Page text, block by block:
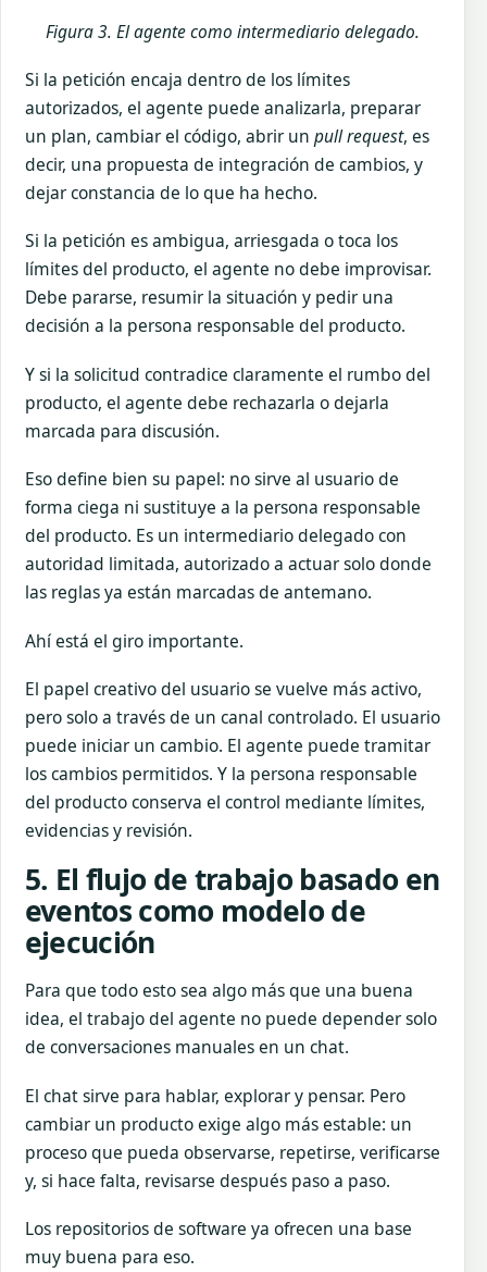
Figura 3. El agente como intermediario delegado.
Si la petición encaja dentro de los límites
autorizados, el agente puede analizarla, preparar
un plan, cambiar el código, abrir un pull request, es
decir, una propuesta de integración de cambios, y
dejar constancia de lo que ha hecho.
Si la petición es ambigua, arriesgada o toca los
límites del producto, el agente no debe improvisar.
Debe pararse, resumir la situación y pedir una
decisión a la persona responsable del producto.
Y si la solicitud contradice claramente el rumbo del
producto, el agente debe rechazarla o dejarla
marcada para discusión.
Eso define bien su papel: no sirve al usuario de
forma ciega ni sustituye a la persona responsable
del producto. Es un intermediario delegado con
autoridad limitada, autorizado a actuar solo donde
las reglas ya están marcadas de antemano.
Ahí está el giro importante.
El papel creativo del usuario se vuelve más activo,
pero solo a través de un canal controlado. El usuario
puede iniciar un cambio. El agente puede tramitar
los cambios permitidos. Y la persona responsable
del producto conserva el control mediante límites,
evidencias y revisión.
5. El flujo de trabajo basado en
eventos como modelo de
ejecución
Para que todo esto sea algo más que una buena
idea, el trabajo del agente no puede depender solo
de conversaciones manuales en un chat.
El chat sirve para hablar, explorar y pensar. Pero
cambiar un producto exige algo más estable: un
proceso que pueda observarse, repetirse, verificarse
y, si hace falta, revisarse después paso a paso.
Los repositorios de software ya ofrecen una base
muy buena para eso.